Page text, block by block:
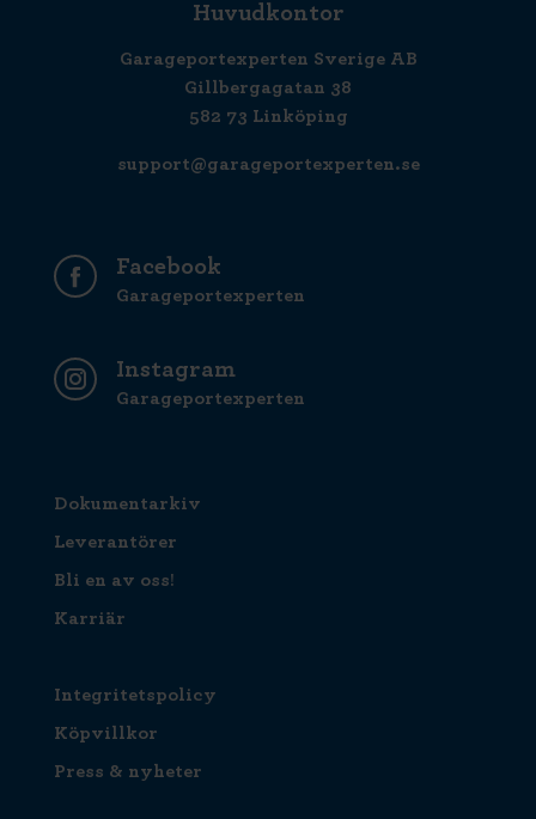
Huvudkontor
Garageportexperten Sverige AB
Gillbergagatan 38
582 73 Linköping
support@garageportexperten.se
Facebook
Garageportexperten
Instagram
Garageportexperten
Dokumentarkiv
Leverantörer
Bli en av oss!
Karriär
Integritetspolicy
Köpvillkor
Press & nyheter